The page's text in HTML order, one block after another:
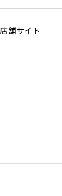
店舗サイト